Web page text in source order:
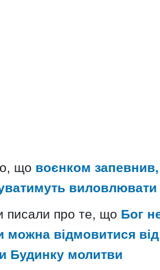
що воєнком запевнив,
виловлювати
писали про те, що Бог
відмовитися від
Будинку молитви